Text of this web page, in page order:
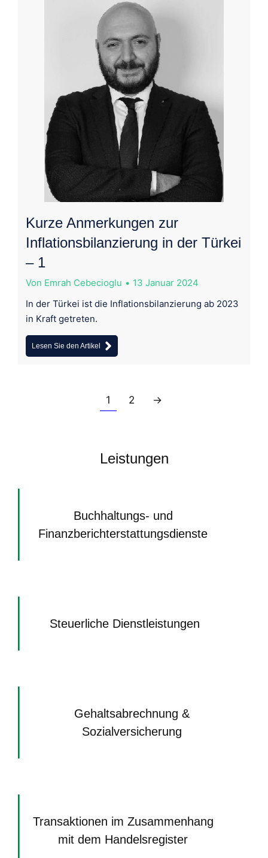
Kurze Anmerkungen zur
Inflationsbilanzierung in der Türkei
– 1
Von Emrah Cebecioglu
13 Januar 2024
In der Türkei ist die Inflationsbilanzierung ab 2023
in Kraft getreten.
Lesen Sie den Artikel
1 2 →
Leistungen
Buchhaltungs- und
Finanzberichterstattungsdienste
Steuerliche Dienstleistungen
Gehaltsabrechnung &
Sozialversicherung
Transaktionen im Zusammenhang
mit dem Handelsregister